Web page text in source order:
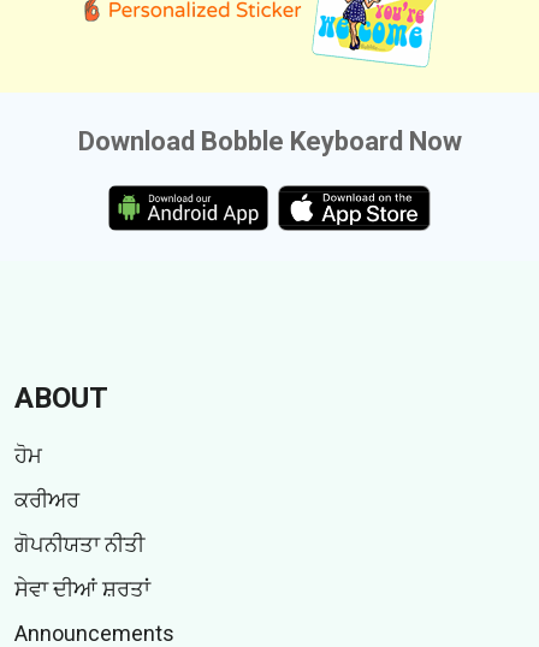
Download Bobble Keyboard Now
ABOUT
ਹੋਮ
ਕਰੀਅਰ
ਗੋਪਨੀਯਤਾ ਨੀਤੀ
ਸੇਵਾ ਦੀਆਂ ਸ਼ਰਤਾਂ
Announcements